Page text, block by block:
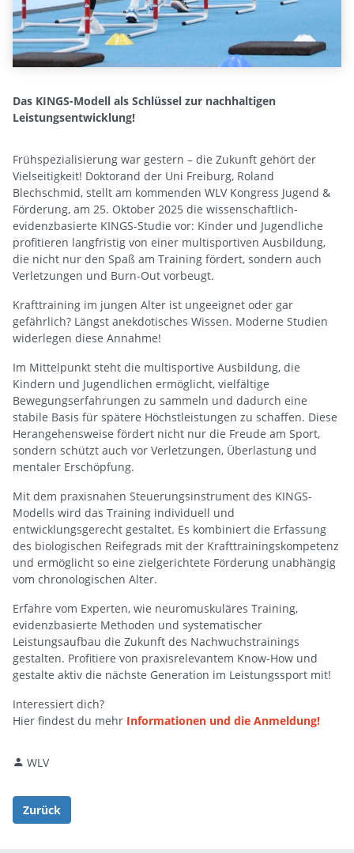
Das KINGS-Modell als Schlüssel zur nachhaltigen
Leistungsentwicklung!
Frühspezialisierung war gestern – die Zukunft gehört der
Vielseitigkeit! Doktorand der Uni Freiburg, Roland
Blechschmid, stellt am kommenden WLV Kongress Jugend &
Förderung, am 25. Oktober 2025 die wissenschaftlich-
evidenzbasierte KINGS-Studie vor: Kinder und Jugendliche
profitieren langfristig von einer multisportiven Ausbildung,
die nicht nur den Spaß am Training fördert, sondern auch
Verletzungen und Burn-Out vorbeugt.
Krafttraining im jungen Alter ist ungeeignet oder gar
gefährlich? Längst anekdotisches Wissen. Moderne Studien
widerlegen diese Annahme!
Im Mittelpunkt steht die multisportive Ausbildung, die
Kindern und Jugendlichen ermöglicht, vielfältige
Bewegungserfahrungen zu sammeln und dadurch eine
stabile Basis für spätere Höchstleistungen zu schaffen. Diese
Herangehensweise fördert nicht nur die Freude am Sport,
sondern schützt auch vor Verletzungen, Überlastung und
mentaler Erschöpfung.
Mit dem praxisnahen Steuerungsinstrument des KINGS-
Modells wird das Training individuell und
entwicklungsgerecht gestaltet. Es kombiniert die Erfassung
des biologischen Reifegrads mit der Krafttrainingskompetenz
und ermöglicht so eine zielgerichtete Förderung unabhängig
vom chronologischen Alter.
Erfahre vom Experten, wie neuromuskuläres Training,
evidenzbasierte Methoden und systematischer
Leistungsaufbau die Zukunft des Nachwuchstrainings
gestalten. Profitiere von praxisrelevantem Know-How und
gestalte aktiv die nächste Generation im Leistungssport mit!
Interessiert dich?
Hier findest du mehr Informationen und die Anmeldung!
WLV
Zurück